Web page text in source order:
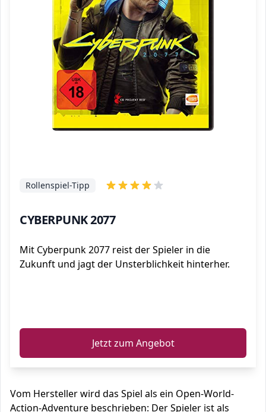
CYBERPUNK 2077
Rollenspiel-Tipp
Mit Cyberpunk 2077 reist der Spieler in die
Zukunft und jagt der Unsterblichkeit hinterher.
Jetzt zum Angebot
Vom Hersteller wird das Spiel als ein Open-World-
Action-Adventure beschrieben: Der Spieler ist als